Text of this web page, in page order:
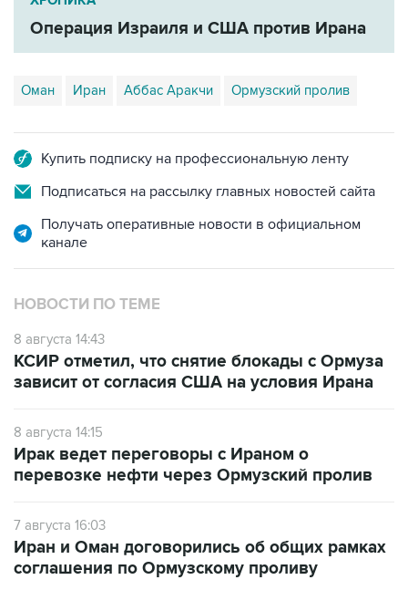
Операция Израиля и США против Ирана
Оман Иран Аббас Аракчи Ормузский пролив
Купить подписку на профессиональную ленту
Подписаться на рассылку главных новостей сайта
Получать оперативные новости в официальном
канале
НОВОСТИ ПО ТЕМЕ
8 августа 14:43
КСИР отметил, что снятие блокады с Ормуза
зависит от согласия США на условия Ирана
8 августа 14:15
Ирак ведет переговоры с Ираном о
перевозке нефти через Ормузский пролив
7 августа 16:03
Иран и Оман договорились об общих рамках
соглашения по Ормузскому проливу